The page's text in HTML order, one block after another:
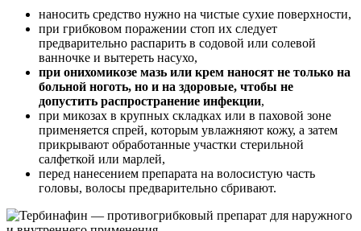
наносить средство нужно на чистые сухие поверхности,
при грибковом поражении стоп их следует
предварительно распарить в содовой или солевой
ванночке и вытереть насухо,
при онихомикозе мазь или крем наносят не только на
больной ноготь, но и на здоровые, чтобы не
допустить распространение инфекции,
при микозах в крупных складках или в паховой зоне
применяется спрей, которым увлажняют кожу, а затем
прикрывают обработанные участки стерильной
салфеткой или марлей,
перед нанесением препарата на волосистую часть
головы, волосы предварительно сбривают.